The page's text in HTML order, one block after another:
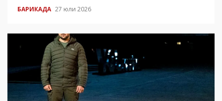
БАРИКАДА 27 юли 2026